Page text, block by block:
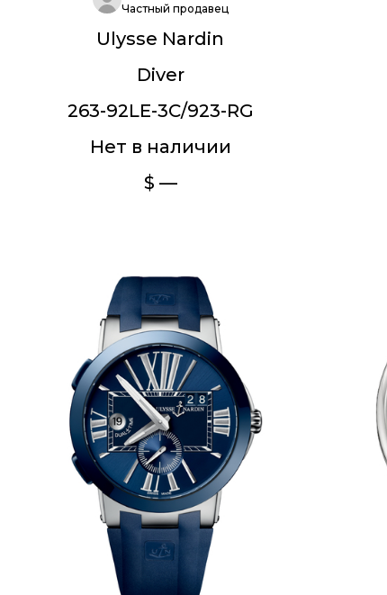
Частный продавец
Ulysse Nardin
Diver
263-92LE-3C/923-RG
Нет в наличии
$ —